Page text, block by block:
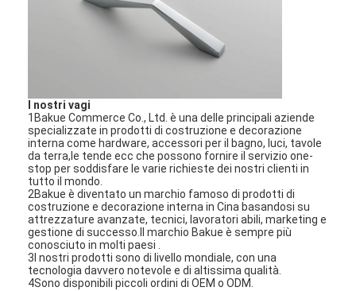
I nostri vagi
1Bakue Commerce Co., Ltd. è una delle principali aziende
specializzate in prodotti di costruzione e decorazione
interna come hardware, accessori per il bagno, luci, tavole
da terra,le tende ecc che possono fornire il servizio one-
stop per soddisfare le varie richieste dei nostri clienti in
tutto il mondo.
2Bakue è diventato un marchio famoso di prodotti di
costruzione e decorazione interna in Cina basandosi su
attrezzature avanzate, tecnici, lavoratori abili, marketing e
gestione di successo.Il marchio Bakue è sempre più
conosciuto in molti paesi .
3I nostri prodotti sono di livello mondiale, con una
tecnologia davvero notevole e di altissima qualità.
4Sono disponibili piccoli ordini di OEM o ODM.